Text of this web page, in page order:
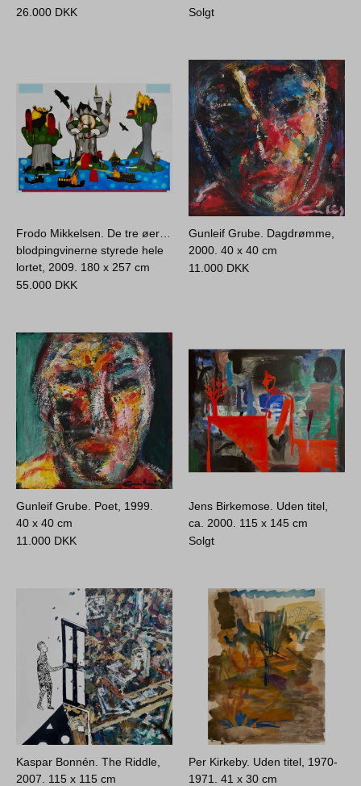
26.000 DKK
Solgt
Frodo Mikkelsen. De tre øer…
blodpingvinerne styrede hele
lortet, 2009. 180 x 257 cm
55.000 DKK
Gunleif Grube. Dagdrømme,
2000.40 x 40 cm
11.000 DKK
Gunleif Grube. Poet, 1999.
40 x 40 cm
11.000 DKK
Jens Birkemose. Uden titel,
ca. 2000. 115 x 145 cm
Solgt
Kaspar Bonnén. The Riddle,
2007. 115 x 115 cm
Per Kirkeby. Uden titel, 1970-
1971.41 x 30 cm